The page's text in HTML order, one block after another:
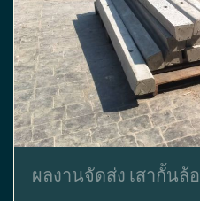
ผลงานจัดส่ง เสากั้นล้อ